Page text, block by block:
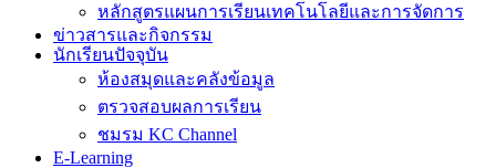
หลักสูตรแผนการเรียนเทคโนโลยีและการจัดการ
ข่าวสารและกิจกรรม
นักเรียนปัจจุบัน
ห้องสมุดและคลังข้อมูล
ตรวจสอบผลการเรียน
ชมรม KC Channel
E-Learning